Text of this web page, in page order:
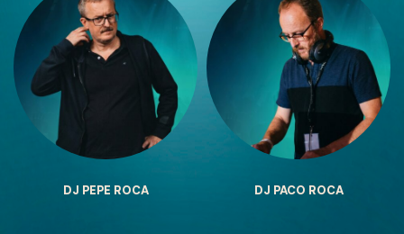
DJ PEPE ROCA DJ PACO ROCA